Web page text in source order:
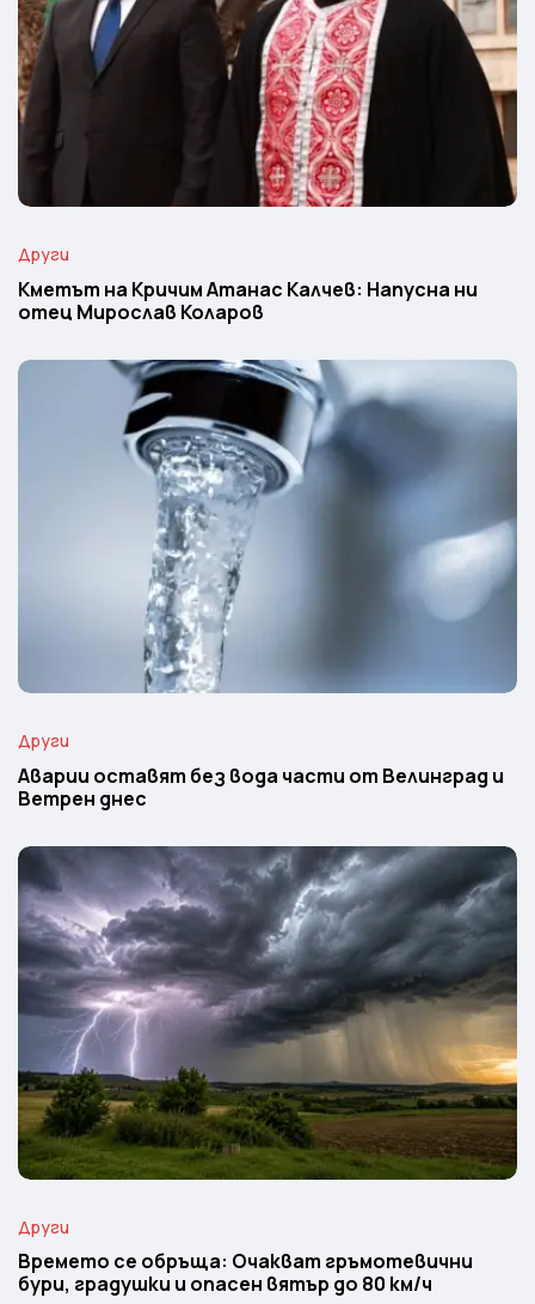
Други
Кметът на Кричим Атанас Калчев: Напусна ни
отец Мирослав Коларов
Други
Аварии оставят без вода части от Велинград и
Ветрен днес
Други
Времето се обръща: Очакват гръмотевични
бури, градушки и опасен вятър до 80 км/ч